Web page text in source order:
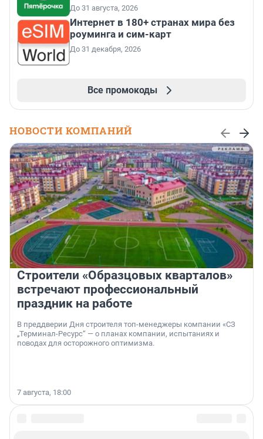
До 31 августа, 2026
Интернет в 180+ странах мира без
роуминга и сим-карт
До 31 декабря, 2026
Все промокоды
НОВОСТИ КОМПАНИЙ
Строители «Образцовых кварталов»
встречают профессиональный
праздник на работе
В преддверии Дня строителя топ-менеджеры компании «СЗ
„Терминал-Ресурс“ — о планах компании, испытаниях и
поводах для осторожного оптимизма.
7 августа, 18:00